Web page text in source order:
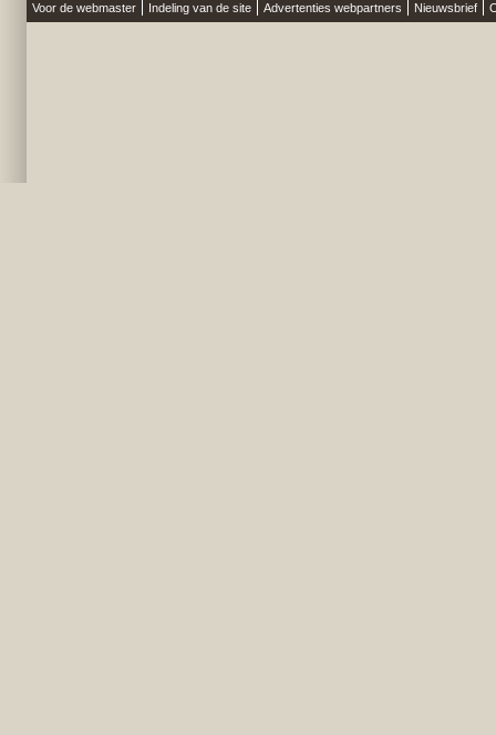
Voor de webmaster Indeling van de site Advertenties webpartners Nieuwsbrief